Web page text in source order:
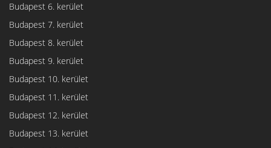
Budapest 6. kerület
Budapest 7. kerület
Budapest 8. kerület
Budapest 9. kerület
Budapest 10. kerület
Budapest 11. kerület
Budapest 12. kerület
Budapest 13. kerület